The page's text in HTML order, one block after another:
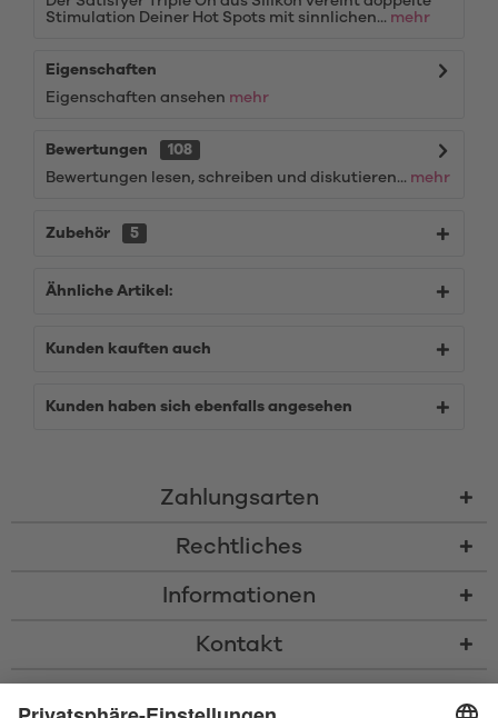
Stimulation Deiner Hot Spots mit sinnlichen... mehr
Eigenschaften
Eigenschaften ansehen mehr
Bewertungen
108
Bewertungen lesen, schreiben und diskutieren... mehr
Zubehör 5
Ähnliche Artikel:
Kunden kauften auch
Kunden haben sich ebenfalls angesehen
Zahlungsarten
Rechtliches
Informationen
Kontakt